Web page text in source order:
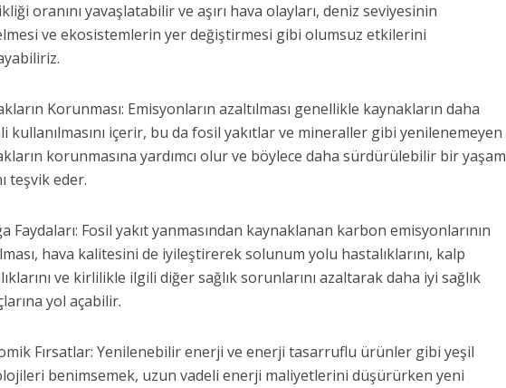
oranını yavaşlatabilir ve aşırı hava olayları, deniz seviyesinin
ve ekosistemlerin yer değiştirmesi gibi olumsuz etkilerini
Korunması: Emisyonların azaltılması genellikle kaynakların daha
kullanılmasını içerir, bu da fosil yakıtlar ve mineraller gibi yenilenemeyen
korunmasına yardımcı olur ve böylece daha sürdürülebilir bir yaşam
teşvik eder.
Faydaları: Fosil yakıt yanmasından kaynaklanan karbon emisyonlarının
hava kalitesini de iyileştirerek solunum yolu hastalıklarını, kalp
ve kirlilikle ilgili diğer sağlık sorunlarını azaltarak daha iyi sağlık
yol açabilir.
Fırsatlar: Yenilenebilir enerji ve enerji tasarruflu ürünler gibi yeşil
benimsemek, uzun vadeli enerji maliyetlerini düşürürken yeni